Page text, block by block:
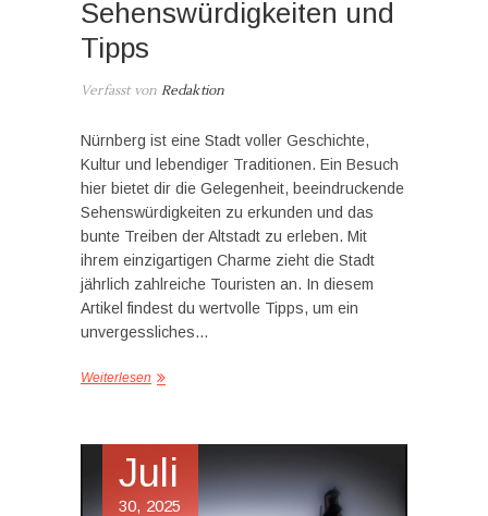
Sehenswürdigkeiten und
Tipps
Verfasst von Redaktion
Nürnberg ist eine Stadt voller Geschichte,
Kultur und lebendiger Traditionen. Ein Besuch
hier bietet dir die Gelegenheit, beeindruckende
Sehenswürdigkeiten zu erkunden und das
bunte Treiben der Altstadt zu erleben. Mit
ihrem einzigartigen Charme zieht die Stadt
jährlich zahlreiche Touristen an. In diesem
Artikel findest du wertvolle Tipps, um ein
unvergessliches…
Weiterlesen
Juli
30, 2025